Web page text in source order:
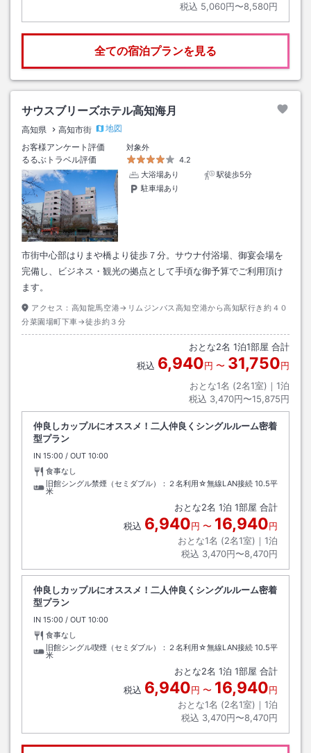
税込 5,060円〜8,580円
全ての宿泊プランを見る
サウスブリーズホテル高知海月
高知県 高知市街
地図
お客様アンケート評価
対象外
るるぶトラベル評価
4.2
大浴場あり
駅徒歩5分
駐車場あり
市街中心部はりまや橋より徒歩７分。サウナ付浴場、御宴会場を
完備し、ビジネス・観光の拠点として手頃な御予算でご利用頂け
ます。
アクセス： 高知龍馬空港→リムジンバス高知空港から高知駅行き約４０
分菜園場町下車→徒歩約３分
おとな2名 1泊1部屋 合計
税込 6,940円 〜 31,750円
おとな1名 (2名1室)｜ 1泊
税込 3,470円〜15,875円
仲良しカップルにオススメ！二人仲良くシングルルーム密着
型プラン
IN チェックイン
15:00 / OUT チェックアウト
10:00
食事なし
旧館シングル禁煙（セミダブル）：２名利用☆無線LAN接続 10.5平
米
おとな2名 1泊 1部屋 合計
税込 6,940円 〜 16,940円
おとな1名 (2名1室)｜ 1泊
税込 3,470円〜8,470円
仲良しカップルにオススメ！二人仲良くシングルルーム密着
型プラン
IN チェックイン
15:00 / OUT チェックアウト
10:00
食事なし
旧館シングル喫煙（セミダブル）：２名利用☆無線LAN接続 10.5平
米
おとな2名 1泊 1部屋 合計
税込 6,940円 〜 16,940円
おとな1名 (2名1室)｜ 1泊
税込 3,470円〜8,470円